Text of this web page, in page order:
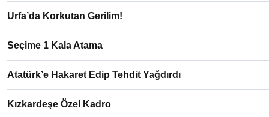
Urfa’da Korkutan Gerilim!
Seçime 1 Kala Atama
Atatürk’e Hakaret Edip Tehdit Yağdırdı
Kızkardeşe Özel Kadro